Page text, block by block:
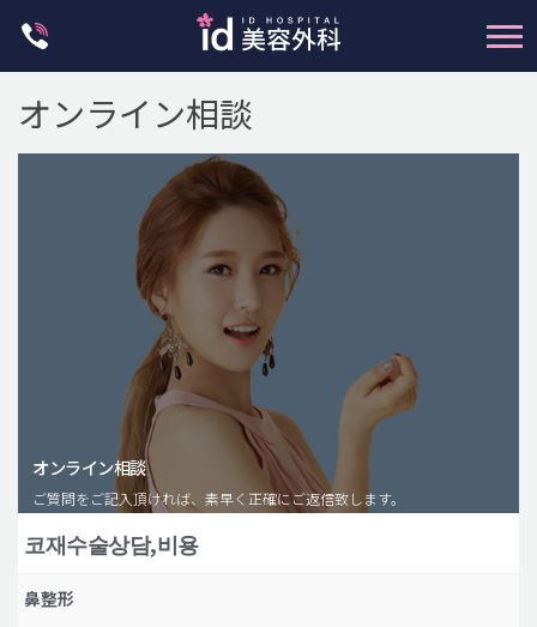
脂肪注入(アンチエイジング)
豊胸手術・バストアップ
プチ整形
オンライン相談
オンライン相談
ご質問をご記入頂ければ、素早く正確にご返信致します。
코재수술상담,비용
鼻整形